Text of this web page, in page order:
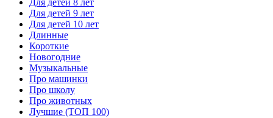
Для детей 8 лет
Для детей 9 лет
Для детей 10 лет
Длинные
Короткие
Новогодние
Музыкальные
Про машинки
Про школу
Про животных
Лучшие (ТОП 100)